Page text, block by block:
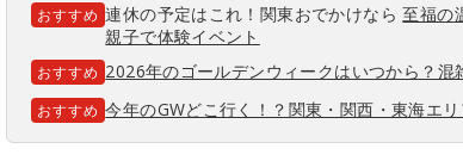
おすすめ 連休の予定はこれ！関東おでかけなら至福の
親子で体験イベント
おすすめ 2026年のゴールデンウィークはいつから？混
おすすめ 今年のGWどこ行く！？関東・関西・東海エ